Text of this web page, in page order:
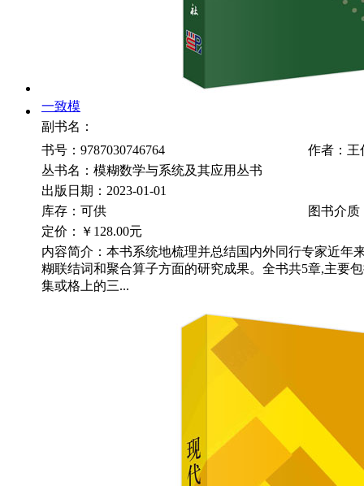
一致模
副书名：
书号：9787030746764
作者：王
丛书名：模糊数学与系统及其应用丛书
出版日期：2023-01-01
库存：可供
图书介质
定价：
￥128.00元
内容简介：本书系统地梳理并总结国内外同行专家近年
糊联结词和聚合算子方面的研究成果。全书共5章,主要
集或格上的三...